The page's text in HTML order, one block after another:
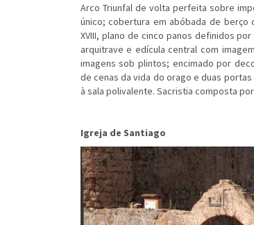
Arco Triunfal de volta perfeita sobre
único; cobertura em abóbada de
XVIII, plano de cinco panos definidos
arquitrave e edícula central com
imagens sob plintos; encimado por
de cenas da vida do orago e duas
à sala polivalente. Sacristia composta
Igreja de Santiago